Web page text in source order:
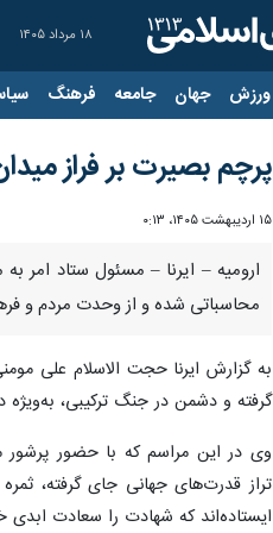
۱۸ مرداد ۱۴۰۵
ورزش جهان جامعه فرهنگ
پرچم بصیرت بر فراز
۱۵ اردیبهشت ۱۴۰۵، ۰:۱۳